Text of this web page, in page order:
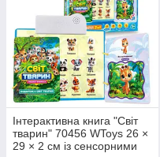
Інтерактивна книга "Світ
тварин" 70456 WToys 26 ×
29 × 2 см із сенсорними